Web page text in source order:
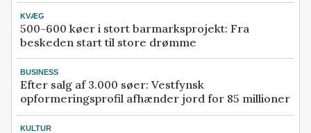
KVÆG
500-600 køer i stort barmarksprojekt: Fra
beskeden start til store drømme
BUSINESS
Efter salg af 3.000 søer: Vestfynsk
opformeringsprofil afhænder jord for 85 millioner
KULTUR